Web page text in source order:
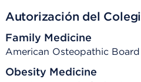
Autorización del
Family Medicine
American Osteopathic
Obesity Medicine